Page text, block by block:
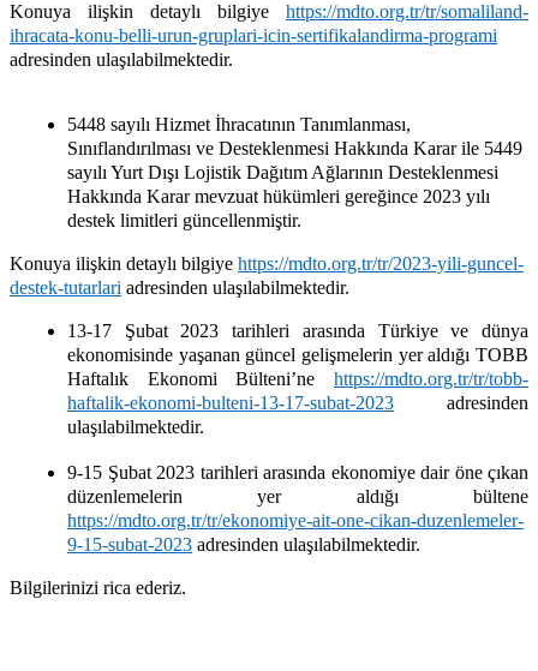
Konuya ilişkin detaylı bilgiye https://mdto.org.tr/tr/somaliland-
ihracata-konu-belli-urun-gruplari-icin-sertifikalandirma-programi
adresinden ulaşılabilmektedir.
5448 sayılı Hizmet İhracatının Tanımlanması,
Sınıflandırılması ve Desteklenmesi Hakkında Karar ile 5449
sayılı Yurt Dışı Lojistik Dağıtım Ağlarının Desteklenmesi
Hakkında Karar mevzuat hükümleri gereğince 2023 yılı
destek limitleri güncellenmiştir.
Konuya ilişkin detaylı bilgiye https://mdto.org.tr/tr/2023-yili-guncel-
destek-tutarlari adresinden ulaşılabilmektedir.
13-17 Şubat 2023 tarihleri arasında Türkiye ve dünya
ekonomisinde yaşanan güncel gelişmelerin yer aldığı TOBB
Haftalık Ekonomi Bülteni’ne https://mdto.org.tr/tr/tobb-
haftalik-ekonomi-bulteni-13-17-subat-2023 adresinden
ulaşılabilmektedir.
9-15 Şubat 2023 tarihleri arasında ekonomiye dair öne çıkan
düzenlemelerin yer aldığı bültene
https://mdto.org.tr/tr/ekonomiye-ait-one-cikan-duzenlemeler-
9-15-subat-2023 adresinden ulaşılabilmektedir.
Bilgilerinizi rica ederiz.